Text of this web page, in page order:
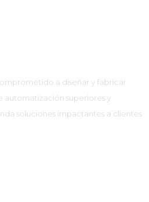
a diseñar y fabricar
superiores y
soluciones impactantes a clientes